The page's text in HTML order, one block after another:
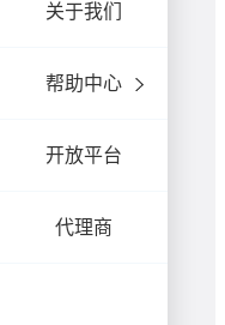
关于我们
帮助中心
开放平台
代理商